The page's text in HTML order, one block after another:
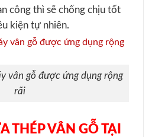
công thì sẽ chống chịu tốt
kiện tự nhiên.
vân gỗ được ứng dụng rộng
rãi
THÉP VÂN GỖ TẠI